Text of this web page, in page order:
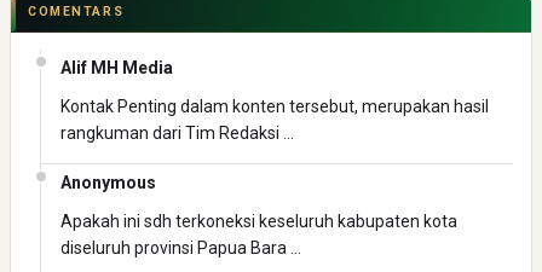
COMENTARS
Alif MH Media
Kontak Penting dalam konten tersebut, merupakan hasil
rangkuman dari Tim Redaksi …
Anonymous
Apakah ini sdh terkoneksi keseluruh kabupaten kota
diseluruh provinsi Papua Bara …